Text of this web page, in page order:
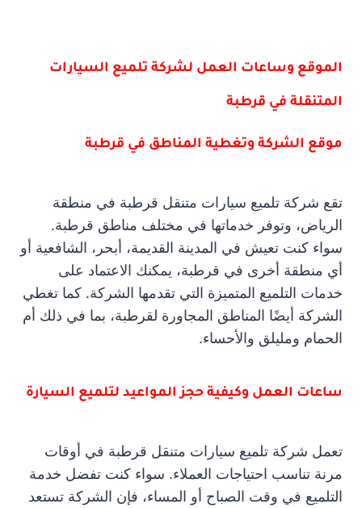
الموقع وساعات العمل لشركة تلميع السيارات
المتنقلة في قرطبة
موقع الشركة وتغطية المناطق في قرطبة
تقع شركة تلميع سيارات متنقل قرطبة في منطقة
الرياض، وتوفر خدماتها في مختلف مناطق قرطبة.
سواء كنت تعيش في المدينة القديمة، أبحر، الشافعية أو
أي منطقة أخرى في قرطبة، يمكنك الاعتماد على
خدمات التلميع المتميزة التي تقدمها الشركة. كما تغطي
الشركة أيضًا المناطق المجاورة لقرطبة، بما في ذلك أم
الحمام ومليلق والأحساء.
ساعات العمل وكيفية حجز المواعيد لتلميع السيارة
تعمل شركة تلميع سيارات متنقل قرطبة في أوقات
مرنة تناسب احتياجات العملاء. سواء كنت تفضل خدمة
التلميع في وقت الصباح أو المساء، فإن الشركة تستعد